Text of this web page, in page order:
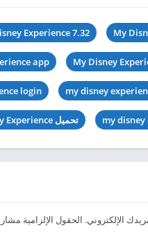
My
Experience 7.32
My Disney
app
my disney
login
my تحميل My Disney Experience مهكرة
الإلكتروني. الحقول الإلزامية مشار